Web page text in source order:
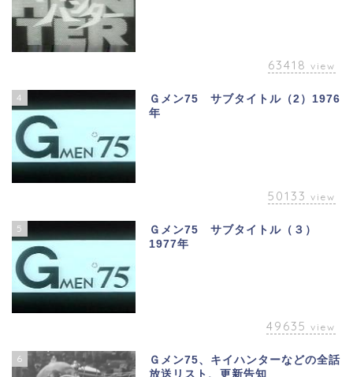
63418 view
4
Ｇメン75 サブタイトル（2）1976
年
50133 view
5
Ｇメン75 サブタイトル（３）
1977年
49635 view
6
Ｇメン75、キイハンターなどの全話
放送リスト、更新告知